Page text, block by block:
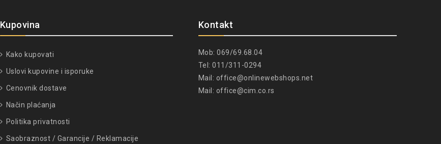
Kupovina
Kako kupovati
Uslovi kupovine i isporuke
Cenovnik dostave
Način plaćanja
Politika privatnosti
Saobraznost / Garancije / Reklamacije
Kontakt
Mob: 069/69.68.04
Tel: 011/311-0294
Mail: office@onlinewebshops.net
Mail: office@cim.co.rs